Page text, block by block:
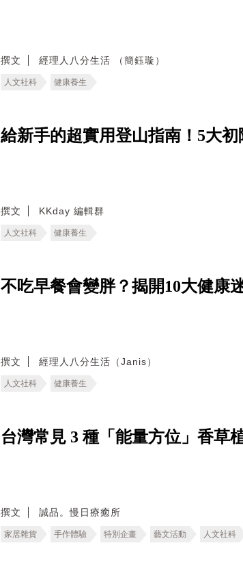
撰文 經理人八分生活 （簡鈺璇）
人文社科 健康養生
給新手的超實用登山指南！5大
撰文 KKday 編輯群
人文社科 健康養生
不吃早餐會變胖？揭開10大健康
撰文 經理人八分生活（Janis）
人文社科 健康養生
台灣常見 3 種「能量方位」香草
撰文 誠品。慢日療癒所
家居雜貨 手作體驗 特別企畫 藝文活動 人文社科